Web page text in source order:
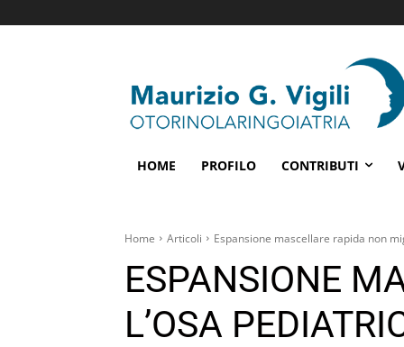
HOME PROFILO CONTRIBUTI
Home Articoli Espansione mascellare rapida non
ESPANSIONE
L’OSA